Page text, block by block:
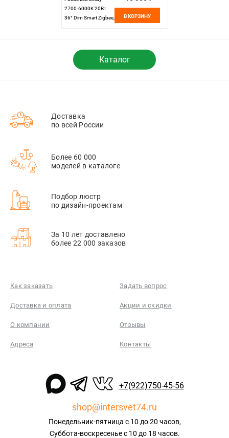
2700-6000K 20Вт
36° Dim Smart Zigbee,
DSZ-W, Белый
В КОРЗИНУ
Каталог
Доставка
по всей России
Более 60 000
моделей в каталоге
Подбор люстр
по дизайн-проектам
За 10 лет доставлено
более 22 000 заказов
Как заказать Задать вопрос
Доставка и оплата Акции и скидки
О компании Отзывы
Адреса Контакты
+7(922)750-45-56
shop@intersvet74.ru
Понедельник-пятница с 10 до 20 часов,
Суббота-воскресенье с 10 до 18 часов.